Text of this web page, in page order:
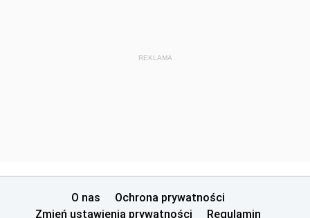
REKLAMA
O nas
Ochrona prywatności
Zmień ustawienia prywatności
Regulamin